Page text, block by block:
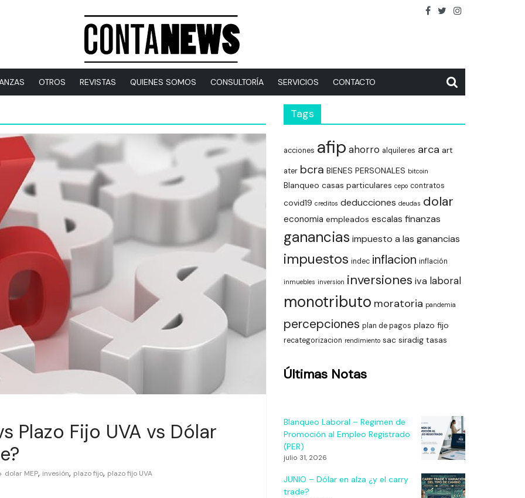
OTROS REVISTAS QUIENES SOMOS CONSULTORÍA SERVICIOS CONTACTO
Plazo Fijo UVA vs Dólar
dolar MEP, invesión, plazo fijo, plazo fijo UVA
Tags
acciones afip ahorro alquileres arca art
ater bcra BIENES PERSONALES bitcoin
Blanqueo casas particulares cepo contratos
covid19 creditos deducciones deudas dolar
economia empleados escalas finanzas
ganancias impuesto a las ganancias
impuestos indec inflacion inflación
inmuebles inversion inversiones iva laboral
monotributo moratoria pandemia
percepciones plan de pagos plazo fijo
recategorizacion rendimiento sac siradig tasas
Últimas Notas
Blanqueo Laboral – Regimen de
Promoción al Empleo Registrado
(PER)
julio 31, 2026
JUNIO – Dólar en alza ¿y el carry
trade?